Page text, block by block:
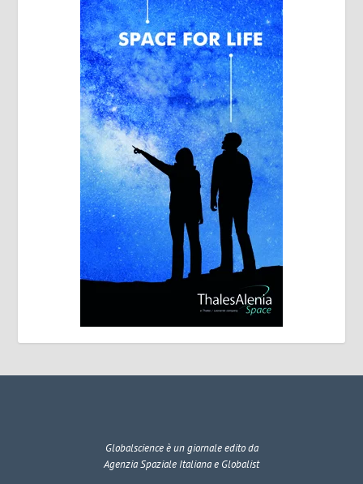
Globalscienceè un giornale edito da
Agenzia Spaziale Italiana e Globalist